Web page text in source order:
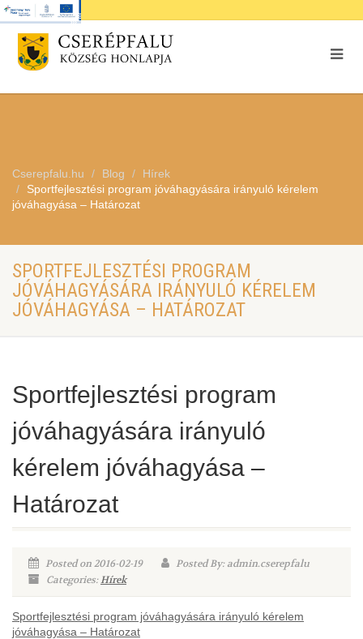
Cserepfalu.hu Blog
Hírek
Sportfejlesztési program jóváhagyására irányuló kérelem
jóváhagyása – Határozat
SPORTFEJLESZTÉSI PROGRAM
JÓVÁHAGYÁSÁRA IRÁNYULÓ KÉRELEM
JÓVÁHAGYÁSA – HATÁROZAT
Sportfejlesztési program
jóváhagyására irányuló
kérelem jóváhagyása –
Határozat
Posted on 2016-02-19
Posted By: admin.cserepfalu
Categories:Hírek
Sportfejlesztési program jóváhagyására irányuló kérelem
jóváhagyása – Határozat